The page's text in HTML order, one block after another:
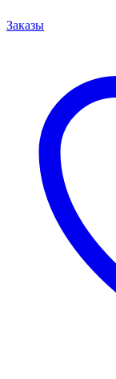
Заказы